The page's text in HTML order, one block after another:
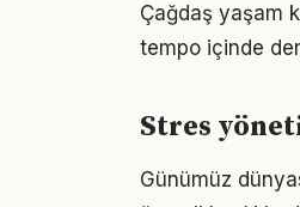
Çağdaş yaşam
tempo içinde
Stres
Günümüz